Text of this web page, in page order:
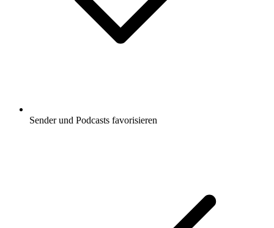
Sender und Podcasts favorisieren